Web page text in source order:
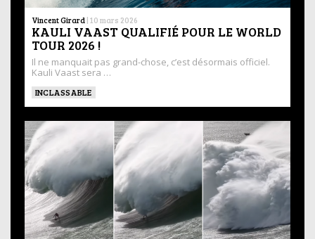
Vincent Girard | 10 mars 2026
KAULI VAAST QUALIFIÉ POUR LE WORLD
TOUR 2026 !
Il ne manquait pas grand-chose, c’est désormais officiel.
Kauli Vaast sera …
INCLASSABLE